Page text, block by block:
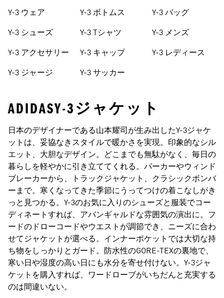
Y-3 ウェア
Y-3 シューズ
Y-3 アクセサリー
Y-3 ジャージ
Y-3 ボトムス
Y-3 Tシャツ
Y-3 キャップ
Y-3 サッカー
Y-3 バッグ
Y-3 メンズ
Y-3 レディース
ADIDASY-3ジャケット
日本のデザイナーである山本耀司が生み出したY-3ジャケ
ットは、妥協なきスタイルで暖かさを実現。印象的なシル
エット、大胆なデザイン。どこまでも無駄がなく、毎日の
暮らしを軽やかに引き立ててくれる。パーカーやウィンド
ブレーカーから、トラックジャケット、クラシックボンバ
ーまで。寒くなってきた季節にうってつけの着こなしがき
っと見つかる。Y-3のお気に入りのシューズと服装でコー
ディネートすれば、アバンギャルドな雰囲気の演出に。フ
ードのドローコードやウエストが調節でき、ニーズに合わ
せてジャケットが選べる。インナーポケットでは大切な持
ち物をしっかりとガード。防水性のGORE-TEXの裏地で、
寒い日や湿度の高い日にも水分を寄せ付けない。Y-3ジャ
ケットを購入すれば、ワードローブがいちだんと充実する
のは間違いない。